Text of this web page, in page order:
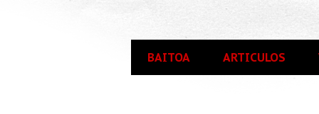
BAITOA ARTICULOS